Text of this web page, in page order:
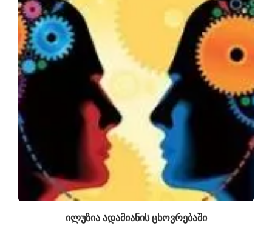
ილუზია ადამიანის ცხოვრებაში